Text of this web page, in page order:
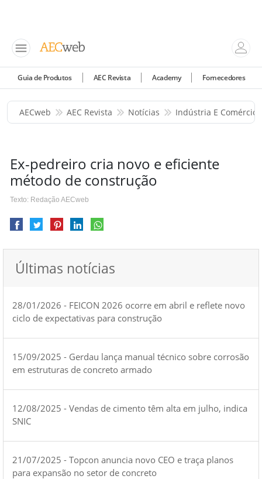
Guia de Produtos AEC Revista Academy Fornecedores
AECweb AEC Revista Notícias Indústria E Comércio
Ex-pedreiro cria novo e eficiente
método de construção
Texto: Redação AECweb
Últimas notícias
28/01/2026 - FEICON 2026 ocorre em abril e reflete novo
ciclo de expectativas para construção
15/09/2025 - Gerdau lança manual técnico sobre corrosão
em estruturas de concreto armado
12/08/2025 - Vendas de cimento têm alta em julho, indica
SNIC
21/07/2025 - Topcon anuncia novo CEO e traça planos
para expansão no setor de concreto